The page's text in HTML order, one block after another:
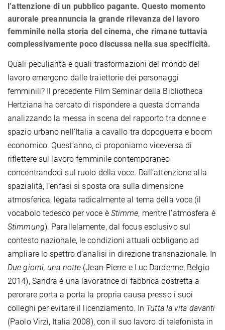
l’attenzione di un pubblico pagante. Questo momento
aurorale preannuncia la grande rilevanza del lavoro
femminile nella storia del cinema, che rimane tuttavia
complessivamente poco discussa nella sua specificità.
Quali peculiarità e quali trasformazioni del mondo del
lavoro emergono dalle traiettorie dei personaggi
femminili? Il precedente Film Seminar della Bibliotheca
Hertziana ha cercato di rispondere a questa domanda
analizzando la messa in scena del rapporto tra donne e
spazio urbano nell’Italia a cavallo tra dopoguerra e boom
economico. Quest’anno, ci proponiamo viceversa di
riflettere sul lavoro femminile contemporaneo
concentrandoci sul ruolo della voce. Dall’attenzione alla
spazialità, l’enfasi si sposta ora sulla dimensione
atmosferica, legata radicalmente al tema della voce (il
vocabolo tedesco per voce è Stimme, mentre l’atmosfera è
Stimmung). Parallelamente, dal focus esclusivo sul
contesto nazionale, le condizioni attuali obbligano ad
ampliare lo spettro d’analisi in direzione transnazionale. In
Due giorni, una notte (Jean-Pierre e Luc Dardenne, Belgio
2014), Sandra è una lavoratrice di fabbrica costretta a
perorare porta a porta la propria causa presso i suoi
colleghi per evitare il licenziamento. In Tutta la vita davanti
(Paolo Virzì, Italia 2008), con il suo lavoro di telefonista in